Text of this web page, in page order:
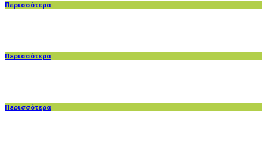
Περισσότερα
Περισσότερα
Περισσότερα